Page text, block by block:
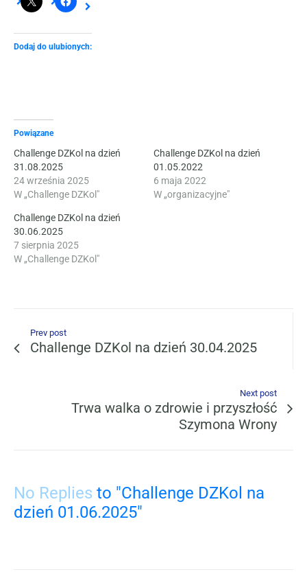
Dodaj do ulubionych:
Powiązane
Challenge DZKol na dzień
31.08.2025
24 września 2025
W „Challenge DZKol"
Challenge DZKol na dzień
01.05.2022
6 maja 2022
W „organizacyjne"
Challenge DZKol na dzień
30.06.2025
7 sierpnia 2025
W „Challenge DZKol"
Prev post
Challenge DZKol na dzień 30.04.2025
Next post
Trwa walka o zdrowie i przyszłość
Szymona Wrony
No Replies to "Challenge DZKol na
dzień 01.06.2025"